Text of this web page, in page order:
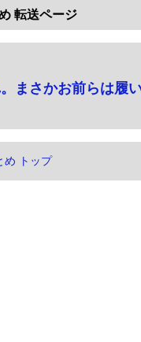
転送ページ
まさかお前らは履
め トップ